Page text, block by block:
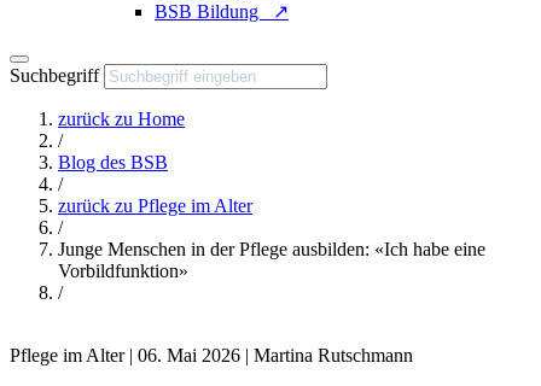
BSB Bildung ↗
Suchbegriff
zurück zu Home
/
Blog des BSB
/
zurück zu Pflege im Alter
/
Junge Menschen in der Pflege ausbilden: «Ich habe eine
Vorbildfunktion»
/
Pflege im Alter | 06. Mai 2026 | Martina Rutschmann